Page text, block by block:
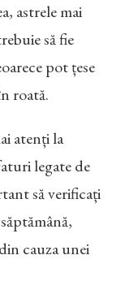
astrele mai
să fie
pot țese
roată.
atenți la
legate de
să verificați
cauza unei